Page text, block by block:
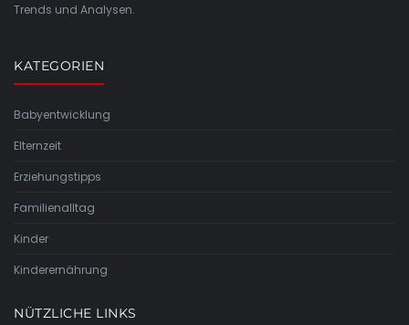
Trends und Analysen.
KATEGORIEN
Babyentwicklung
Elternzeit
Erziehungstipps
Familienalltag
Kinder
Kinderernährung
NÜTZLICHE LINKS